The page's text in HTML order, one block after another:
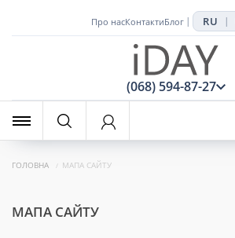
Про насКонтактиБлог | RU |
(068) 594-87-27
ГОЛОВНА МАПА САЙТУ
МАПА САЙТУ